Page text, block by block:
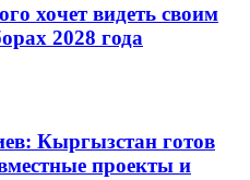
хочет видеть своим
2028 года
Кыргызстан готов
проекты и